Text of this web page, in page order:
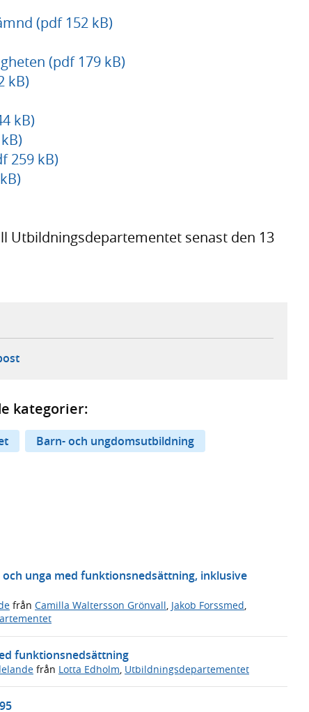
(pdf 152 kB)
(pdf 179 kB)
kB)
kB)
259 kB)
Utbildningsdepartementet senast den 13
webbplats,
i ny flik, extern webbplats,
- öppnar din e-postklient,
kategorier:
Barn- och ungdomsutbildning
unga med funktionsnedsättning, inklusive
från Camilla Waltersson Grönvall, Jakob Forssmed,
funktionsnedsättning
från Lotta Edholm, Utbildningsdepartementet